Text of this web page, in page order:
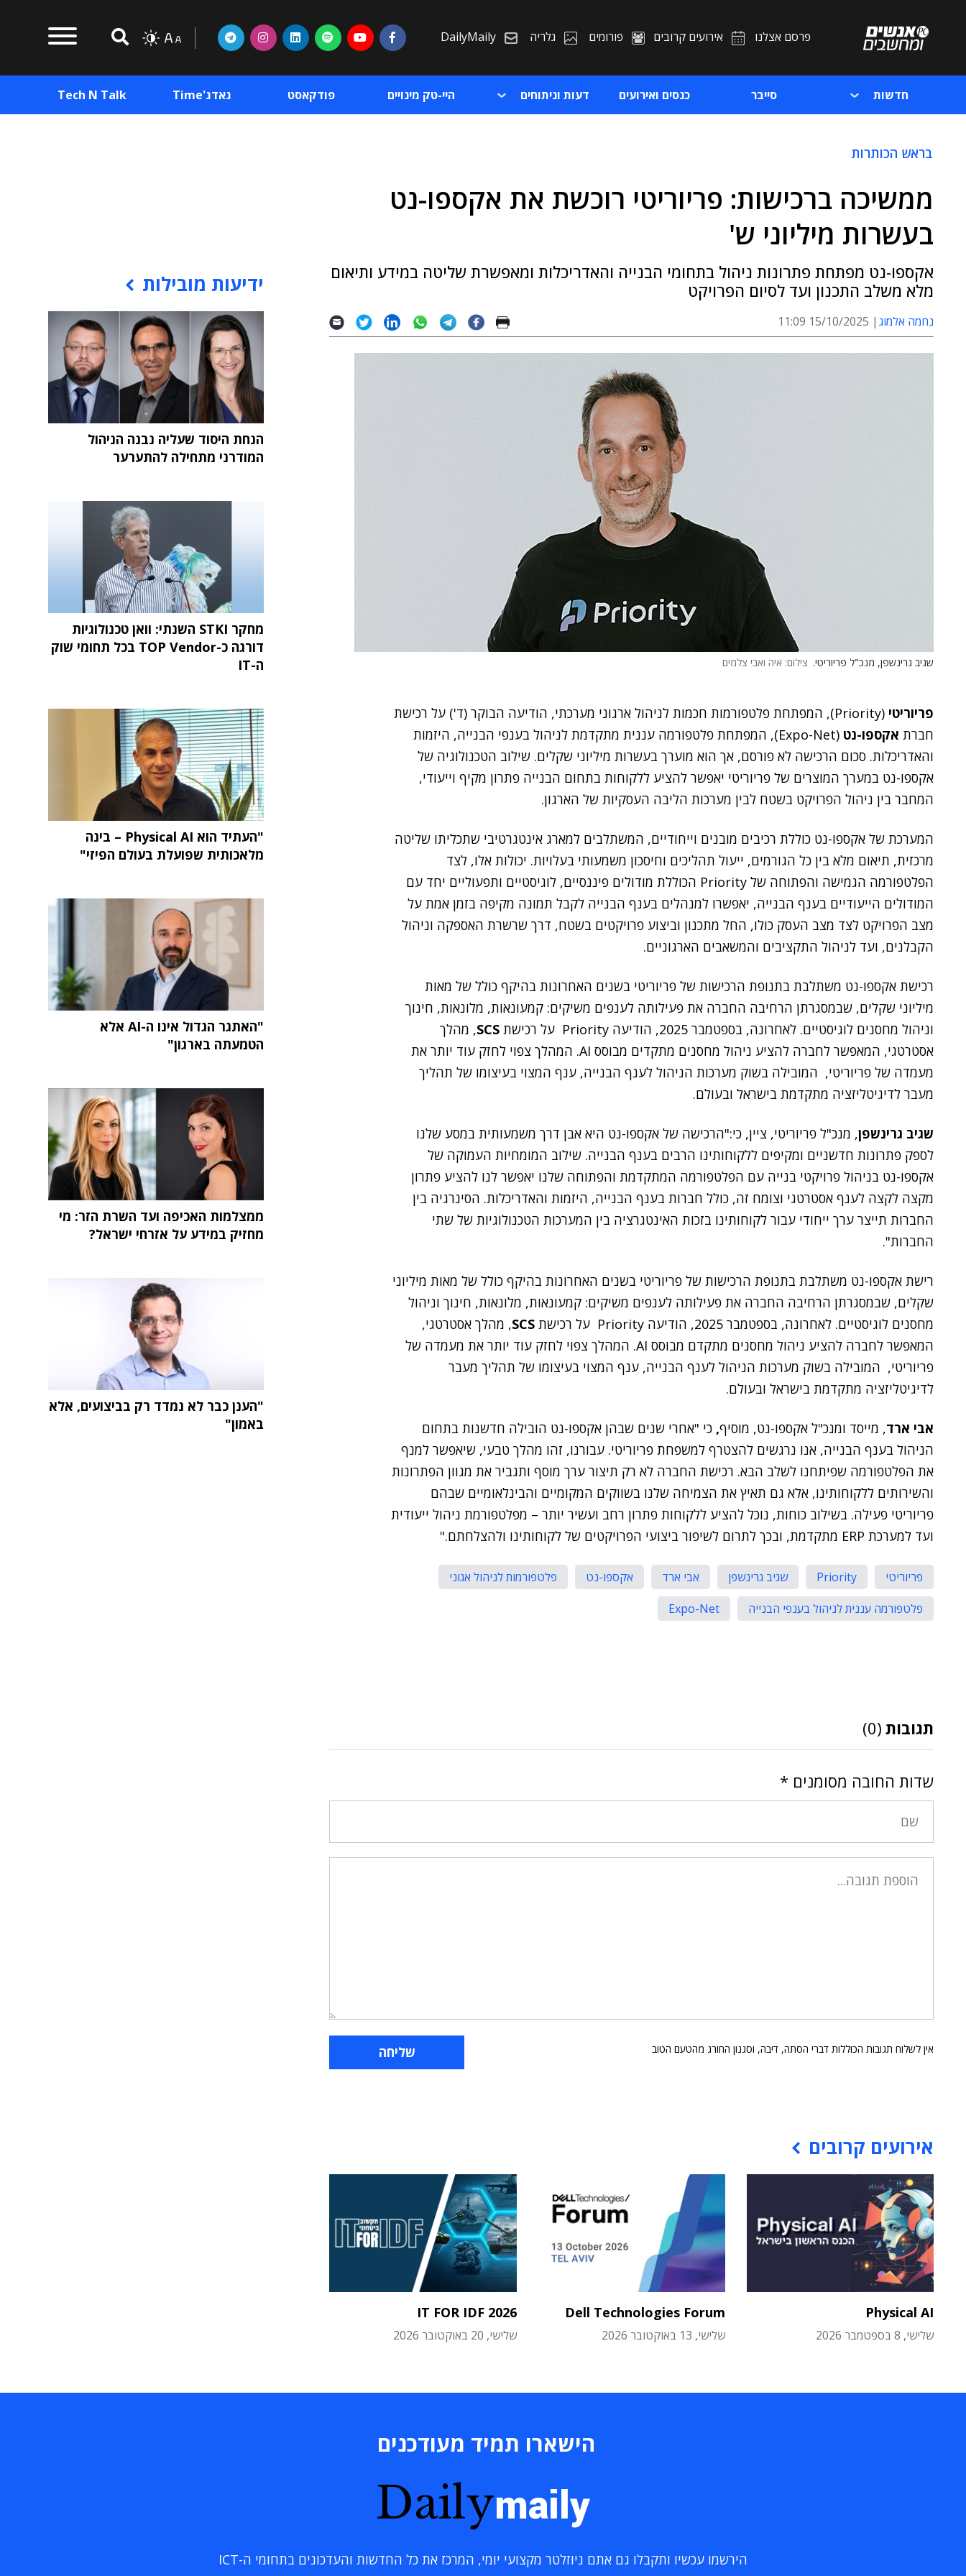
פרסם אצלנו אירועים קרובים פורומים גלריה DailyMaily
חדשות סייבר כנסים ואירועים דעות וניתוחים היי-טק מינויים פודקאסט גאדג'Time Tech N Talk
בראש הכותרות
ממשיכה ברכישות: פריוריטי רוכשת את אקספו-נט
בעשרות מיליוני ש'
אקספו-נט מפתחת פתרונות ניהול בתחומי הבנייה והאדריכלות ומאפשרת שליטה במידע ותיאום
מלא משלב התכנון ועד לסיום הפרויקט
נחמה אלמוג 15/10/2025 11:09
שגיב גרינשפן, מנכ"ל פריוריטי. צילום: איה ואבי צלמים
פריוריטי
(Priority), המפתחת פלטפורמות חכמות לניהול ארגוני מערכתי, הודיעה הבוקר (ד') על רכישת
חברת אקספו-נט
(Expo-Net), המפתחת פלטפורמה עננית מתקדמת לניהול בענפי הבנייה, היזמות
והאדריכלות. סכום הרכישה לא פורסם, אך הוא מוערך בעשרות מיליוני שקלים. שילוב הטכנולוגיה של
אקספו-נט במערך המוצרים של פריוריטי יאפשר להציע ללקוחות בתחום הבנייה פתרון מקיף וייעודי,
המחבר בין ניהול הפרויקט בשטח לבין מערכות הליבה העסקיות של הארגון.
המערכת של אקספו-נט כוללת רכיבים מובנים וייחודיים, המשתלבים למארג אינטגרטיבי שתכליתו שליטה
מרכזית, תיאום מלא בין כל הגורמים, ייעול תהליכים וחיסכון משמעותי בעלויות. יכולות אלו, לצד
הפלטפורמה הגמישה והפתוחה של Priority הכוללת מודולים פיננסיים, לוגיסטיים ותפעוליים יחד עם
המודולים הייעודיים בענף הבנייה, יאפשרו למנהלים בענף הבנייה לקבל תמונה מקיפה בזמן אמת על
מצב הפרויקט לצד מצב העסק כולו, החל מתכנון וביצוע פרויקטים בשטח, דרך שרשרת האספקה וניהול
הקבלנים, ועד לניהול התקציבים והמשאבים הארגוניים.
רכישת אקספו-נט משתלבת בתנופת הרכישות של פריוריטי בשנים האחרונות בהיקף כולל של מאות
מיליוני שקלים, שבמסגרתן הרחיבה החברה את פעילותה לענפים משיקים: קמעונאות, מלונאות, חינוך
וניהול מחסנים לוגיסטיים. לאחרונה, בספטמבר 2025, הודיעה Priority על רכישת
SCS, מהלך
אסטרטגי, המאפשר לחברה להציע ניהול מחסנים מתקדים מבוסס AI. המהלך צפוי לחזק עוד יותר את
מעמדה של פריוריטי, המובילה בשוק מערכות הניהול לענף הבנייה, ענף המצוי בעיצומו של תהליך
מעבר לדיגיטליזציה מתקדמת בישראל ובעולם.
שגיב גרינשפן, מנכ"ל פריוריטי, ציין, כי:"הרכישה של אקספו-נט היא אבן דרך משמעותית במסע שלנו
לספק פתרונות חדשניים ומקיפים ללקוחותינו הרבים בענף הבנייה. שילוב המומחיות העמוקה של
אקספו-נט בניהול פרויקטי בנייה עם הפלטפורמה המתקדמת והפתוחה שלנו יאפשר לנו להציע פתרון
מקצה לקצה לענף אסטרטגי וצומח זה, כולל חברות בענף הבנייה, היזמות והאדריכלות. הסינרגיה בין
החברות תייצר ערך ייחודי עבור לקוחותינו בזכות האינטגרציה בין המערכות הטכנולוגיות של שתי
החברות".
רישת אקספו-נט משתלבת בתנופת הרכישות של פריוריטי בשנים האחרונות בהיקף כולל של מאות מיליוני
שקלים, שבמסגרתן הרחיבה החברה את פעילותה לענפים משיקים: קמעונאות, מלונאות, חינוך וניהול
מחסנים לוגיסטיים. לאחרונה, בספטמבר 2025, הודיעה Priority על רכישת
SCS, מהלך אסטרטגי,
המאפשר לחברה להציע ניהול מחסנים מתקדם מבוסס AI. המהלך צפוי לחזק עוד יותר את מעמדה של
פריוריטי, המובילה בשוק מערכות הניהול לענף הבנייה, ענף המצוי בעיצומו של תהליך מעבר
לדיגיטליזציה מתקדמת בישראל ובעולם.
אבי ארד, מייסד ומנכ"ל אקספו-נט, מוסיף, כי "אחרי שנים שבהן אקספו-נט הובילה חדשנות בתחום
הניהול בענף הבנייה, אנו נרגשים להצטרף למשפחת פריוריטי. עבורנו, זהו מהלך טבעי, שיאפשר למנף
את הפלטפורמה שפיתחנו לשלב הבא. רכישת החברה לא רק תיצור ערך מוסף ותגביר את מגוון הפתרונות
והשירותים ללקוחותינו, אלא גם תאיץ את הצמיחה שלנו בשווקים המקומיים והבינלאומיים שבהם
פריוריטי פעילה. בשילוב כוחות, נוכל להציע ללקוחות פתרון רחב ועשיר יותר – מפלטפורמת ניהול ייעודית
ועד למערכת ERP מתקדמת, ובכך לתרום לשיפור ביצועי הפרויקטים של לקוחותינו ולהצלחתם."
פריוריטי Priority שגיב גרינשפן אבי ארד אקספו-נט
פלטפורמות לניהול אגוני
פלטפורמה עננית לניהול בענפי הבנייה
Expo-Net
תגובות (0)
שדות החובה מסומנים *
אין לשלוח תגובות הכוללות דברי הסתה, דיבה, וסגנון החורג מהטעם הטוב
אירועים קרובים
Physical AI
שלישי, 8 בספטמבר 2026
Dell Technologies Forum
שלישי, 13 באוקטובר 2026
IT FOR IDF 2026
שלישי, 20 באוקטובר 2026
ידיעות מובילות
הנחת היסוד שעליה נבנה הניהול
המודרני מתחילה להתערער
מחקר STKI השנתי: וואן טכנולוגיות
דורגה כ-TOP Vendor בכל תחומי שוק
ה-IT
"העתיד הוא Physical AI – בינה
מלאכותית שפועלת בעולם הפיזי"
"האתגר הגדול אינו ה-AI אלא
הטמעתה בארגון"
ממצלמות האכיפה ועד השרת הזר: מי
מחזיק במידע על אזרחי ישראל?
"הענן כבר לא נמדד רק בביצועים, אלא
באמון"
הישארו תמיד מעודכנים
Dailymaily
הירשמו עכשיו ותקבלו גם אתם ניוזלטר מקצועי יומי, המרכז את כל החדשות והעדכונים בתחומי ה-ICT